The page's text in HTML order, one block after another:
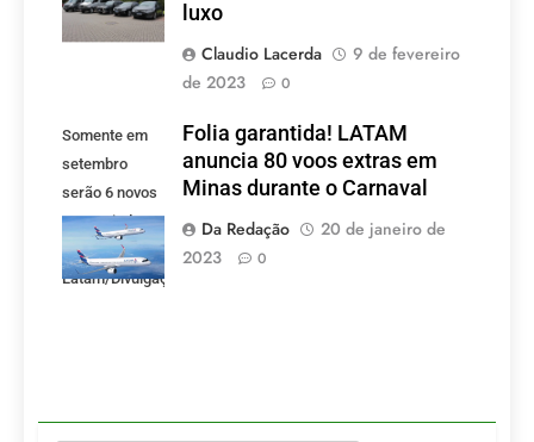
luxo
Claudio Lacerda
9 de fevereiro
de 2023
0
Somente em
setembro
serão 6 novos
voos criados
pela LATAM.
Latam/Divulgação)
Folia garantida! LATAM
anuncia 80 voos extras em
Minas durante o Carnaval
Da Redação
20 de janeiro de
2023
0